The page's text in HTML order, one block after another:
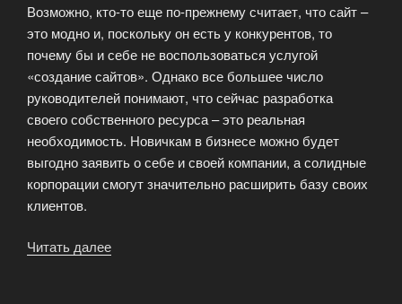
и
заказчик.»
Возможно, кто-то еще по-прежнему считает, что сайт –
это модно и, поскольку он есть у конкурентов, то
почему бы и себе не воспользоваться услугой
«создание сайтов». Однако все большее число
руководителей понимают, что сейчас разработка
своего собственного ресурса – это реальная
необходимость. Новичкам в бизнесе можно будет
выгодно заявить о себе и своей компании, а солидные
корпорации смогут значительно расширить базу своих
клиентов.
Читать далее